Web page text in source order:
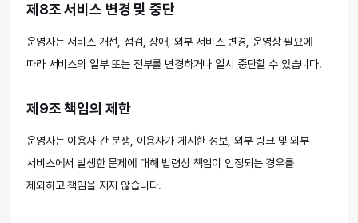
제8조 서비스 변경 및 중단
운영자는 서비스 개선, 점검, 장애, 외부 서비스 변경, 운영상 필요에
따라 서비스의 일부 또는 전부를 변경하거나 일시 중단할 수 있습니다.
제9조 책임의 제한
운영자는 이용자 간 분쟁, 이용자가 게시한 정보, 외부 링크 및 외부
서비스에서 발생한 문제에 대해 법령상 책임이 인정되는 경우를
제외하고 책임을 지지 않습니다.